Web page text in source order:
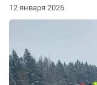
12 января 2026